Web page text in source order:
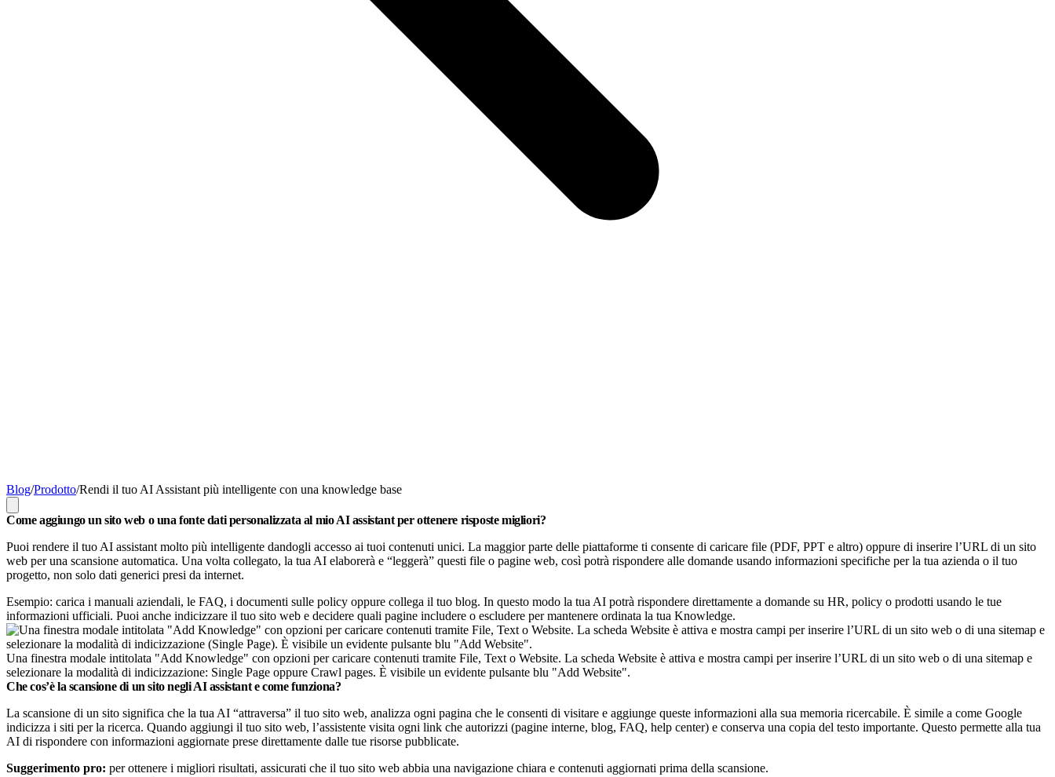
Blog/Prodotto/Rendi il tuo AI Assistant più intelligente con una knowledge base
Come aggiungo un sito web o una fonte dati personalizzata al mio AI assistant per ottenere risposte migliori?
Puoi rendere il tuo AI assistant molto più intelligente dandogli accesso ai tuoi contenuti unici. La maggior parte delle piattaforme ti consente di caricare file (PDF, PPT e altro) oppure di inserire l’URL di un sito
web per una scansione automatica. Una volta collegato, la tua AI elaborerà e “leggerà” questi file o pagine web, così potrà rispondere alle domande usando informazioni specifiche per la tua azienda o il tuo
progetto, non solo dati generici presi da internet.
Esempio: carica i manuali aziendali, le FAQ, i documenti sulle policy oppure collega il tuo blog. In questo modo la tua AI potrà rispondere direttamente a domande su HR, policy o prodotti usando le tue
informazioni ufficiali. Puoi anche indicizzare il tuo sito web e decidere quali pagine includere o escludere per mantenere ordinata la tua Knowledge.
Una finestra modale intitolata "Add Knowledge" con opzioni per caricare contenuti tramite File, Text o Website. La scheda Website è attiva e mostra campi per inserire l’URL di un sito web o di una sitemap e
selezionare la modalità di indicizzazione: Single Page oppure Crawl pages. È visibile un evidente pulsante blu "Add Website".
Che cos’è la scansione di un sito negli AI assistant e come funziona?
La scansione di un sito significa che la tua AI “attraversa” il tuo sito web, analizza ogni pagina che le consenti di visitare e aggiunge queste informazioni alla sua memoria ricercabile. È simile a come Google
indicizza i siti per la ricerca. Quando aggiungi il tuo sito web, l’assistente visita ogni link che autorizzi (pagine interne, blog, FAQ, help center) e conserva una copia del testo importante. Questo permette alla tua
AI di rispondere con informazioni aggiornate prese direttamente dalle tue risorse pubblicate.
Suggerimento pro: per ottenere i migliori risultati, assicurati che il tuo sito web abbia una navigazione chiara e contenuti aggiornati prima della scansione.